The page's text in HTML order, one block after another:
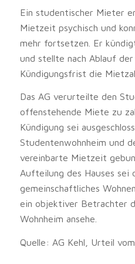
Ein studentischer Mieter
Mietzeit psychisch und
mehr fortsetzen. Er
und stellte nach Ablauf
Kündigungsfrist die
Das AG verurteilte den
offenstehende Miete zu
Kündigung sei
Studentenwohnheim und
vereinbarte Mietzeit
Aufteilung des Hauses sei
gemeinschaftliches
ein objektiver Betrachter
Wohnheim ansehe.
Quelle: AG Kehl, Urteil